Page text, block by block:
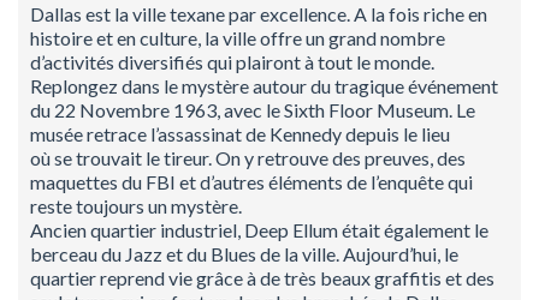
Dallas est la ville texane par excellence. A la fois riche en
histoire et en culture, la ville offre un grand nombre
d’activités diversifiés qui plairont à tout le monde.
Replongez dans le mystère autour du tragique événement
du 22 Novembre 1963, avec le Sixth Floor Museum. Le
musée retrace l’assassinat de Kennedy depuis le lieu
où se trouvait le tireur. On y retrouve des preuves, des
maquettes du FBI et d’autres éléments de l’enquête qui
reste toujours un mystère.
Ancien quartier industriel, Deep Ellum était également le
berceau du Jazz et du Blues de la ville. Aujourd’hui, le
quartier reprend vie grâce à de très beaux graffitis et des